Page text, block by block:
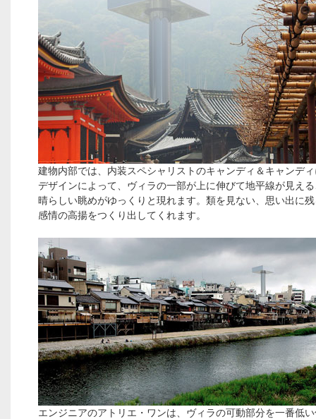
建物内部では、内装スペシャリストのキャンディ＆キャンデ
デザインによって、ヴィラの一部が上に伸びて地平線が見え
晴らしい眺めがゆっくりと現れます。類を見ない、思い出に
感情の高揚をつくり出してくれます。
エンジニアのアトリエ・ワンは、ヴィラの可動部分を一番低